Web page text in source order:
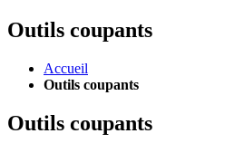
Outils coupants
Accueil
Outils coupants
Outils coupants